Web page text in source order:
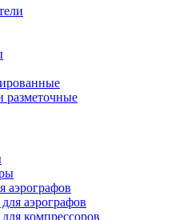
разметочные
аэрографов
аэрографов
компрессоров